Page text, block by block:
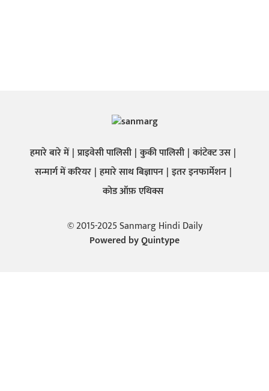
हमारे बारे में प्राइवेसी पालिसी कुकी पालिसी कांटेक्ट उस
सन्मार्ग में करियर हमारे साथ बिज्ञापन इतर इनफार्मेशन
कोड ऑफ़ एथिक्स
© 2015-2025 Sanmarg Hindi Daily
Powered byQuintype